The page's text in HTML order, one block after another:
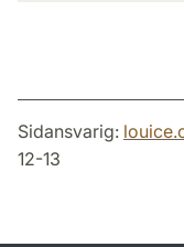
Sidansvarig:
12-13